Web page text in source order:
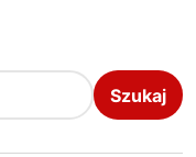
Szukaj